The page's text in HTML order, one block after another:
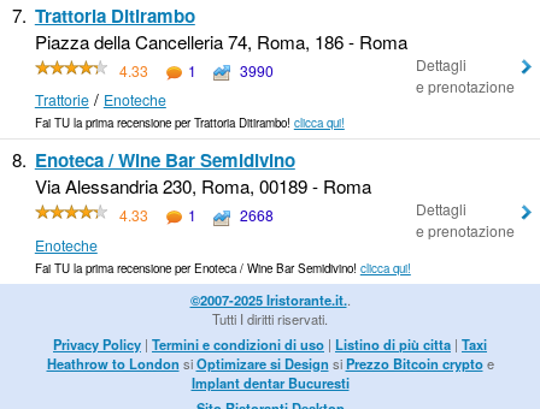
7. Trattoria Ditirambo
Piazza della Cancelleria 74, Roma, 186 - Roma
4.33 1
3990
Trattorie/ Enoteche
Dettagli
e prenotazione
Fai TU la prima recensione per Trattoria Ditirambo! clicca qui!
8. Enoteca / Wine Bar Semidivino
Via Alessandria 230, Roma, 00189 - Roma
4.33 1
2668
Enoteche
Dettagli
e prenotazione
Fai TU la prima recensione per Enoteca / Wine Bar Semidivino! clicca qui!
©2007-2025 Iristorante.it..
Tutti I diritti riservati.
Privacy Policy | Termini e condizioni di uso | Listino di più citta | Taxi
Heathrow to London siOptimizare si Design siPrezzo Bitcoin cryptoe
Implant dentar Bucuresti